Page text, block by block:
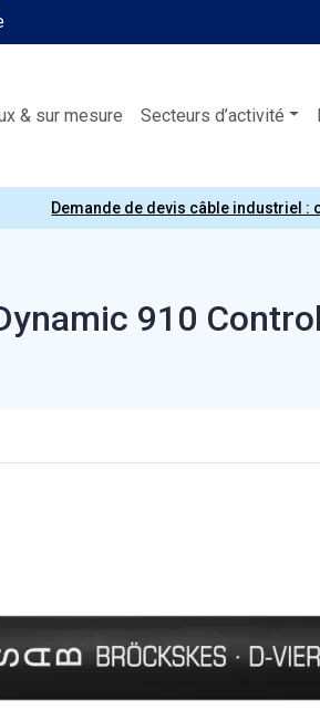
& sur mesure Secteurs d’activité
Demande de devis câble industriel
910